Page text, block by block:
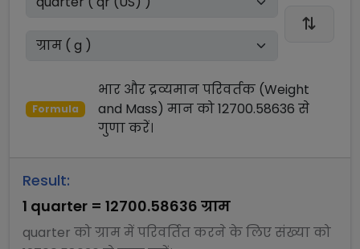
Formula
भार और द्रव्यमान परिवर्तक (Weight
and Mass) मान को12700.58636 से
गुणाकरें।
Result:
1 quarter = 12700.58636 ग्राम
quarter कोग्राममें परिवर्तित करने के लिए संख्या को